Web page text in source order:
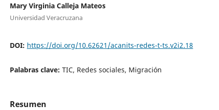
Mary Virginia Calleja Mateos
Universidad Veracruzana
DOI: https://doi.org/10.62621/acanits-redes-t-ts.v2i2.18
Palabras clave: TIC, Redes sociales, Migración
Resumen